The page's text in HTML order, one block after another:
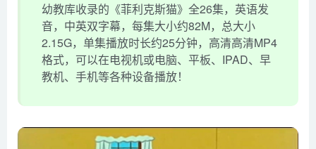
幼教库收录的《菲利克斯猫》全26集，英语发
音，中英双字幕，每集大小约82M，总大小
2.15G，单集播放时长约25分钟，高清高清MP4
格式，可以在电视机或电脑、平板、IPAD、早
教机、手机等各种设备播放！